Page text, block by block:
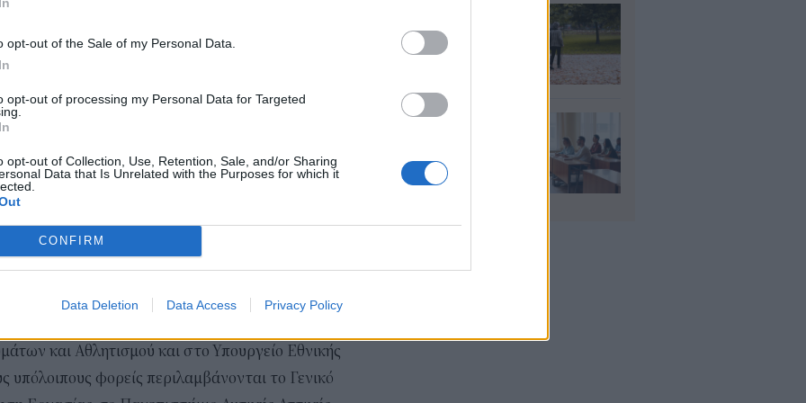
opt-out of the Sale of my Personal Data.
opt-out of processing my Personal Data for Targeted
opt-out of Collection, Use, Retention, Sale, and/or Sharing
Data that Is Unrelated with the Purposes for which it
CONFIRM
Data Deletion Data Access Privacy Policy
Μακεδονίας, η Περιφέρεια Δυτικής
Μακεδονίας.
δήμοι, μεταξύ των οποίων ο Δήμος Ηρακλείου
Δελφών, ο Δήμος Λαμιέων, ο Δήμος Πρέβεζας, ο
ο Δήμος Περιστερίου και ο Δήμος Μοσχάτου
στο Υπουργείο Δικαιοσύνης, με
Πατρών, Θεσσαλονίκης και Πειραιά,
σε Αθήνα, Πάτρα, Θεσσαλονίκη, Ηράκλειο
Εργασίας και Κοινωνικής Ασφάλισης,
και Αθλητισμού και στο Υπουργείο Εθνικής
υπόλοιπους φορείς περιλαμβάνονται το Γενικό
αλλάζει και πότε θα
φανούν οι αυξήσεις
Εκπαιδευτικοί: Αύριο
αιτήσεις για 5.017
μόνιμους διορισμούς